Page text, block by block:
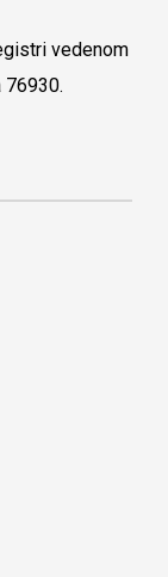
vedenom
76930.